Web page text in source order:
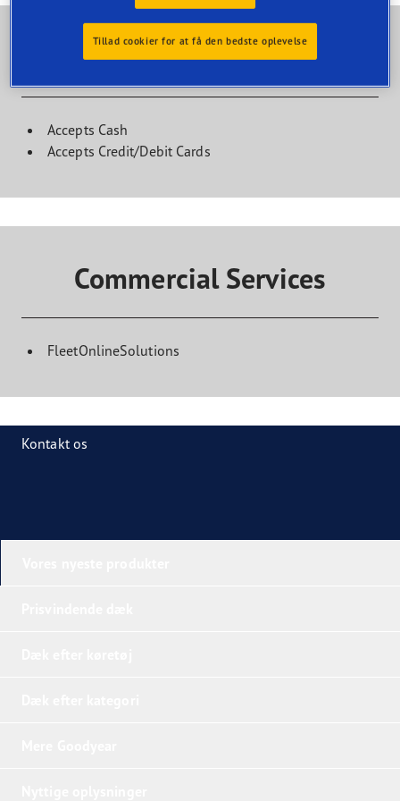
Kundefaciliteter
Accepts Cash
Accepts Credit/Debit Cards
Commercial Services
FleetOnlineSolutions
Kontakt os
Tillad cookier for at få den bedste oplevelse